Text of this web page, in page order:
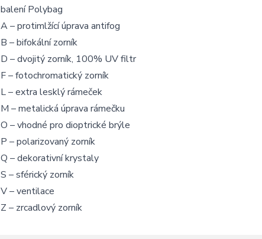
balení Polybag
A – protimlžící úprava antifog
B – bifokální zorník
D – dvojitý zorník, 100% UV filtr
F – fotochromatický zorník
L – extra lesklý rámeček
M – metalická úprava rámečku
O – vhodné pro dioptrické brýle
P – polarizovaný zorník
Q – dekorativní krystaly
S – sférický zorník
V – ventilace
Z – zrcadlový zorník